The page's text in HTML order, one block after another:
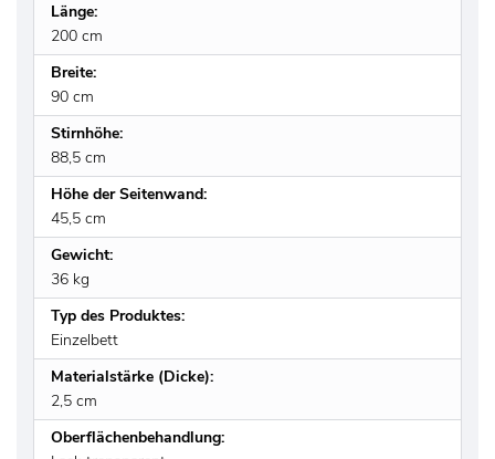
Länge:
200 cm
Breite:
90 cm
Stirnhöhe:
88,5 cm
Höhe der Seitenwand:
45,5 cm
Gewicht:
36 kg
Typ des Produktes:
Einzelbett
Materialstärke (Dicke):
2,5 cm
Oberflächenbehandlung: